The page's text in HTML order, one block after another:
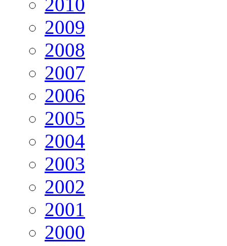
2009
2008
2007
2006
2005
2004
2003
2002
2001
2000